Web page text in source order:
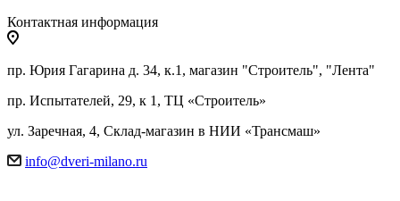
Контактная информация
пр. Юрия Гагарина д. 34, к.1, магазин "Строитель", "Лента"
пр. Испытателей, 29, к 1, ТЦ «Строитель»
ул. Заречная, 4, Склад-магазин в НИИ «Трансмаш»
info@dveri-milano.ru